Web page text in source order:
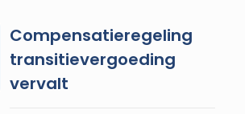
Compensatieregeling
transitievergoeding
vervalt